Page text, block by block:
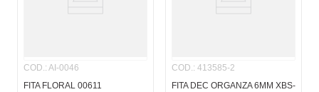
COD.: AI-0046
FITA FLORAL 00611
COD.: 413585-2
FITA DEC ORGANZA 6MM XBS-